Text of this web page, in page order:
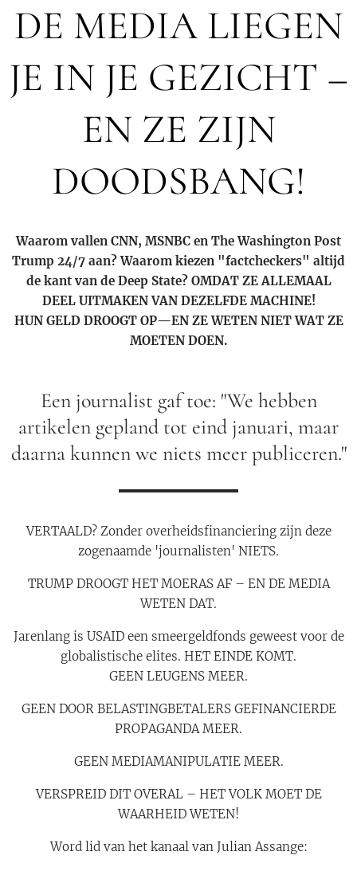
DE MEDIA LIEGEN
JE IN JE GEZICHT –
EN ZE ZIJN
DOODSBANG!
Waarom vallen CNN, MSNBC en The Washington Post
Trump 24/7 aan? Waarom kiezen "factcheckers" altijd
de kant van de Deep State? OMDAT ZE ALLEMAAL
DEEL UITMAKEN VAN DEZELFDE MACHINE!
HUN GELD DROOGT OP—EN ZE WETEN NIET WAT ZE
MOETEN DOEN.
Een journalist gaf toe: "We hebben
artikelen gepland tot eind januari, maar
daarna kunnen we niets meer publiceren."
VERTAALD? Zonder overheidsfinanciering zijn deze
zogenaamde 'journalisten' NIETS.
TRUMP DROOGT HET MOERAS AF – EN DE MEDIA
WETEN DAT.
Jarenlang is USAID een smeergeldfonds geweest voor de
globalistische elites. HET EINDE KOMT.
GEEN LEUGENS MEER.
GEEN DOOR BELASTINGBETALERS GEFINANCIERDE
PROPAGANDA MEER.
GEEN MEDIAMANIPULATIE MEER.
VERSPREID DIT OVERAL – HET VOLK MOET DE
WAARHEID WETEN!
Word lid van het kanaal van Julian Assange: